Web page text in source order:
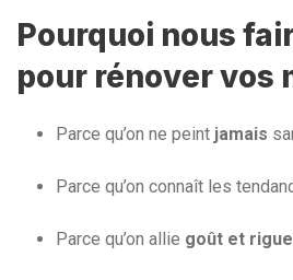
Pourquoi nous
pour rénover vos
Parce qu’on ne peint jamais
Parce qu’on connaît les
Parce qu’on allie goût et